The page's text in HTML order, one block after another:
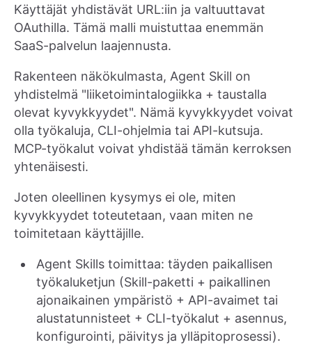
Käyttäjät yhdistävät URL:iin ja valtuuttavat
OAuthilla. Tämä malli muistuttaa enemmän
SaaS-palvelun laajennusta.
Rakenteen näkökulmasta, Agent Skill on
yhdistelmä "liiketoimintalogiikka + taustalla
olevat kyvykkyydet". Nämä kyvykkyydet voivat
olla työkaluja, CLI-ohjelmia tai API-kutsuja.
MCP-työkalut voivat yhdistää tämän kerroksen
yhtenäisesti.
Joten oleellinen kysymys ei ole, miten
kyvykkyydet toteutetaan, vaan miten ne
toimitetaan käyttäjille.
Agent Skills toimittaa: täyden paikallisen
työkaluketjun (Skill-paketti + paikallinen
ajonaikainen ympäristö + API-avaimet tai
alustatunnisteet + CLI-työkalut + asennus,
konfigurointi, päivitys ja ylläpitoprosessi).